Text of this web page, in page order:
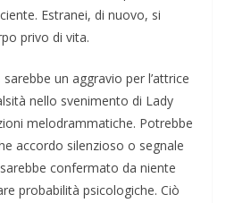
Estranei, di nuovo, si
privo di vita.
un aggravio per l’attrice
nello svenimento di Lady
melodrammatiche. Potrebbe
accordo silenzioso o segnale
confermato da niente
probabilità psicologiche. Ciò